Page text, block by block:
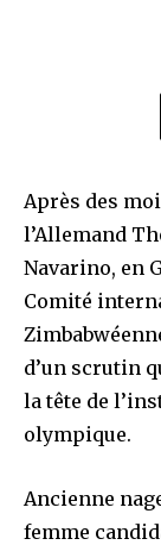
Après des
l’Allemand
Navarino, en
Comité
d’un scrutin
la tête de
olympique.
Ancienne
femme